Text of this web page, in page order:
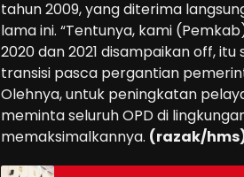
tahun 2009, yang diterima
lama ini. “Tentunya, kami
2020 dan 2021 disampaikan off,
transisi pasca pergantian
Olehnya, untuk peningkatan
meminta seluruh OPD di
memaksimalkannya. (razak/